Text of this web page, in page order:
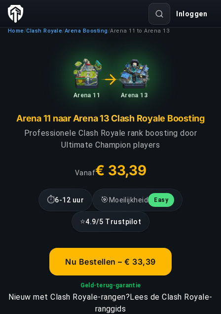
Inloggen
Home /Clash Royale/Arena Boosting /Arena 11 to Arena 13
Arena 11 Arena 13
Arena 11 naar Arena 13 Clash Royale Boosting
Professionele Clash Royale rank boosting door
Ultimate Champion players
Vanaf€ 33,39
⏱6-12 uur 🎯 Moeilijkheid Easy
⭐4.9/5 Trustpilot
Nu Bestellen – € 33,39
Geld-terug-garantie
Nieuw met Clash Royale-rangen?Lees de Clash Royale-
ranggids